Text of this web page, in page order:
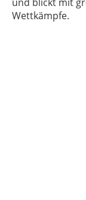
Wettkämpfe.